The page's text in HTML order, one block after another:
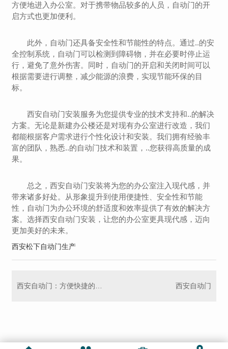
方便地进入办公室。对于携带物品较多的人员，自动门的开
启方式也更加便利。
此外，自动门还具备安全性和节能性的特点。通过..的安
全控制系统，自动门可以检测到障碍物，并在必要时停止运
行，避免了意外伤害。同时，自动门的开启和关闭时间可以
根据需要进行调整，减少能源的浪费，实现节能环保的目
标。
西安自动门安装服务为您提供专业的技术支持和..的解决
方案。无论是新建办公楼还是对现有办公室进行改造，我们
都能根据客户需求进行个性化设计和安装。我们拥有经验丰
富的团队，熟悉..的自动门技术和装置，..您获得高质量的成
果。
总之，西安自动门安装将为您的办公室注入现代感，并
带来诸多好处。从形象提升到使用便捷性、安全性和节能
性，自动门为办公环境的舒适度和效率提供了有效的解决方
案。选择西安自动门安装，让您的办公室更具现代感，迈向
更加美好的未来。
西安松下自动门生产
西安自动门